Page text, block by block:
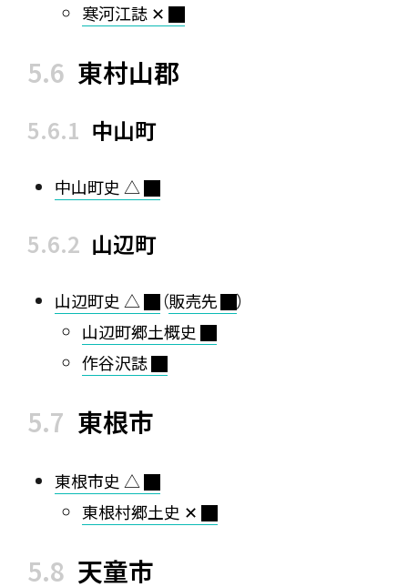
寒河江誌 ✕
東村山郡
中山町
中山町史 △
山辺町
山辺町史 △ （販売先
）
山辺町郷土概史
作谷沢誌
東根市
東根市史 △
東根村郷土史 ✕
天童市